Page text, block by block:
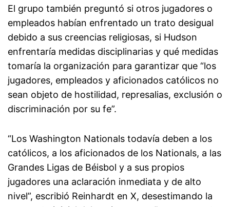
El grupo también preguntó si otros jugadores o
empleados habían enfrentado un trato desigual
debido a sus creencias religiosas, si Hudson
enfrentaría medidas disciplinarias y qué medidas
tomaría la organización para garantizar que “los
jugadores, empleados y aficionados católicos no
sean objeto de hostilidad, represalias, exclusión o
discriminación por su fe”.
“Los Washington Nationals todavía deben a los
católicos, a los aficionados de los Nationals, a las
Grandes Ligas de Béisbol y a sus propios
jugadores una aclaración inmediata y de alto
nivel”, escribió Reinhardt en X, desestimando la